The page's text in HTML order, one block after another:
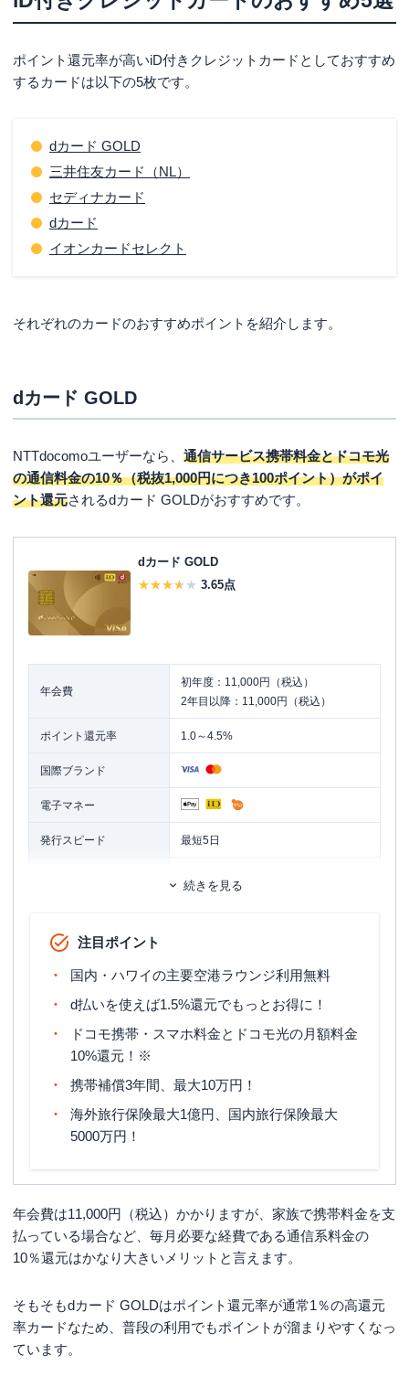
ポイント還元率が高いiD付きクレジットカードとしておすすめ
するカードは以下の5枚です。
dカード GOLD
三井住友カード（NL）
セディナカード
dカード
イオンカードセレクト
それぞれのカードのおすすめポイントを紹介します。
dカード GOLD
NTTdocomoユーザーなら、 通信サービス携帯料金とドコモ光
の通信料金の10％（税抜1,000円につき100ポイント）がポイ
ント還元されるdカード GOLDがおすすめです。
dカード GOLD
3.65点
年会費
初年度：11,000円（税込）
2年目以降：11,000円（税込）
ポイント還元率 1.0～4.5%
国際ブランド
電子マネー
発行スピード 最短5日
家族カード
ポイント名 dポイント
締め日・支払日
し込み不可）2.満20歳以上で、安定し
他NTTドコモ・フィナンシャルグルー
プが定める条件を満たすこと
続きを見る
注目ポイント
国内・ハワイの主要空港ラウンジ利用無料
d払いを使えば1.5%還元でもっとお得に！
ドコモ携帯・スマホ料金とドコモ光の月額料金
10%還元！※
携帯補償3年間、最大10万円！
海外旅行保険最大1億円、国内旅行保険最大
5000万円！
年会費は11,000円（税込）かかりますが、家族で携帯料金を支
払っている場合など、毎月必要な経費である通信系料金の
10％還元はかなり大きいメリットと言えます。
そもそもdカード GOLDはポイント還元率が通常1％の高還元
率カードなため、普段の利用でもポイントが溜まりやすくなっ
ています。